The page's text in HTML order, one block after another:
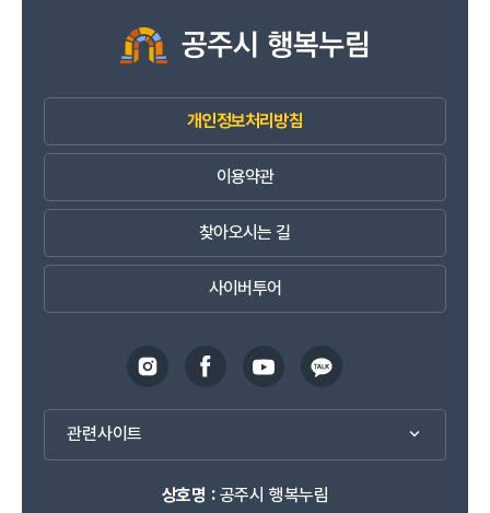
개인정보처리방침
이용약관
찾아오시는 길
사이버투어
관련사이트
상호명 :공주시 행복누림